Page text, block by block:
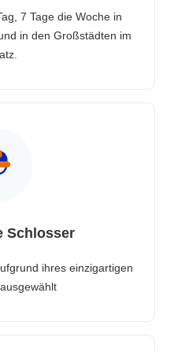
7 Tage die Woche in
in den Großstädten im
Schlosser
ihres einzigartigen